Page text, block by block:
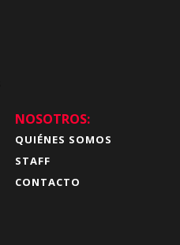
NOSOTROS:
QUIÉNES SOMOS
STAFF
CONTACTO